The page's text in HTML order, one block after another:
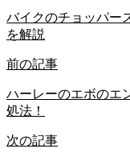
バイクのチョッパー
を解説
前の記事
ハーレーのエボのエ
処法！
次の記事